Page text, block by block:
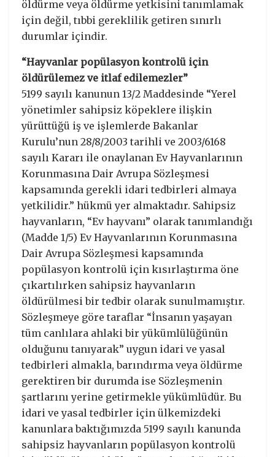
öldürme veya öldürme yetkisini tanımlamak
için değil, tıbbi gereklilik getiren sınırlı
durumlar içindir.
“Hayvanlar popülasyon kontrolü için
öldürülemez ve itlaf edilemezler”
5199 sayılı kanunun 13/2 Maddesinde “Yerel
yönetimler sahipsiz köpeklere ilişkin
yürüttüğü iş ve işlemlerde Bakanlar
Kurulu’nun 28/8/2003 tarihli ve 2003/6168
sayılı Kararı ile onaylanan Ev Hayvanlarının
Korunmasına Dair Avrupa Sözleşmesi
kapsamında gerekli idari tedbirleri almaya
yetkilidir.” hükmü yer almaktadır. Sahipsiz
hayvanların, “Ev hayvanı” olarak tanımlandığı
(Madde 1/5) Ev Hayvanlarının Korunmasına
Dair Avrupa Sözleşmesi kapsamında
popülasyon kontrolü için kısırlaştırma öne
çıkartılırken sahipsiz hayvanların
öldürülmesi bir tedbir olarak sunulmamıştır.
Sözleşmeye göre taraflar “İnsanın yaşayan
tüm canlılara ahlaki bir yükümlülüğünün
olduğunu tanıyarak” uygun idari ve yasal
tedbirleri almakla, barındırma veya öldürme
gerektiren bir durumda ise Sözleşmenin
şartlarını yerine getirmekle yükümlüdür. Bu
idari ve yasal tedbirler için ülkemizdeki
kanunlara baktığımızda 5199 sayılı kanunda
sahipsiz hayvanların popülasyon kontrolü